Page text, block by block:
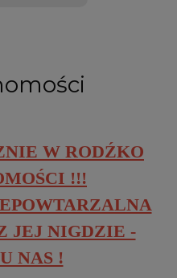
W RODŹKO
!!!
JEJ NIGDZIE -
NAS !